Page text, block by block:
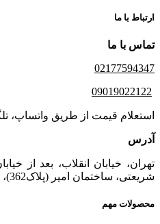
ارتباط با ما
تماس با ما
02177594347
09019022122
استعلام قیمت از طریق واتساپ،
آدرس
تهران، خیابان انقلاب، بعد از
شریعتی، ساختمان امیر (پلاک362)، طبقه 1، واحد 6
محصولات مهم